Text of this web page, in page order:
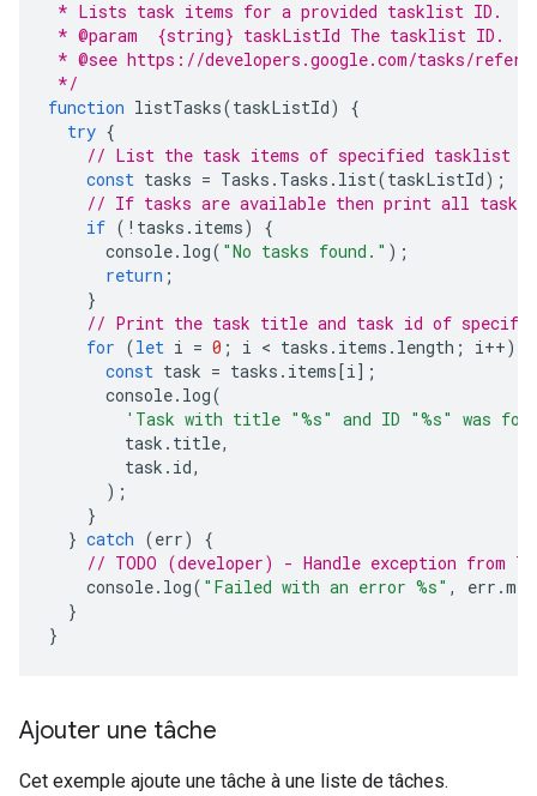
* Lists task items for a provided tasklist ID.
* @param  {string} taskListId The tasklist ID.
* @see https://developers.google.com/tasks/
*/
function listTasks(taskListId)
{
try {
// List the task items of specified tasklist
const tasks = Tasks . Tasks . list(taskListId);
// If tasks are available then print all task
if ( ! tasks . items)
{
console. log( "No tasks found." );
return ;
}
// Print the task title and task id of
for (let i = 0 ; i < tasks . items . length ; i++)
const task = tasks . items[i ];
console. log(
'Task with title "%s" and ID "%s" was
task . title,
task . id,
);
}
} catch (err)
{
// TODO (developer) - Handle exception from
console. log( "Failed with an error %s" , err .
}
}
Ajouter une tâche
Cet exemple ajoute une tâche à une liste de tâches.